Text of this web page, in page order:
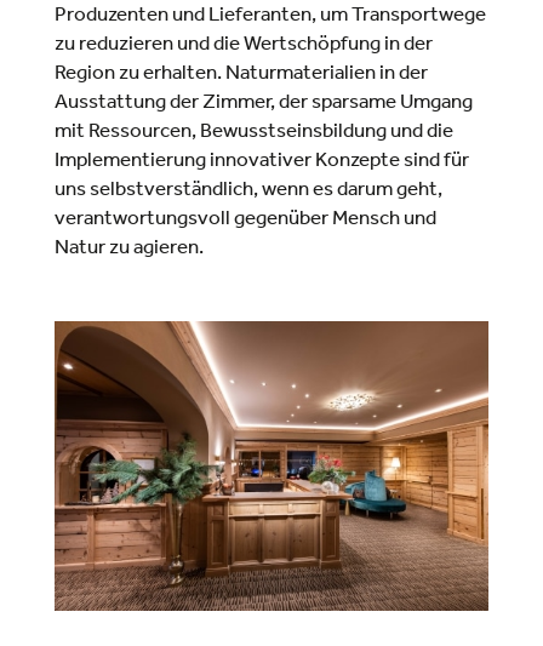
Produzenten und Lieferanten, um Transportwege
zu reduzieren und die Wertschöpfung in der
Region zu erhalten. Naturmaterialien in der
Ausstattung der Zimmer, der sparsame Umgang
mit Ressourcen, Bewusstseinsbildung und die
Implementierung innovativer Konzepte sind für
uns selbstverständlich, wenn es darum geht,
verantwortungsvoll gegenüber Mensch und
Natur zu agieren.